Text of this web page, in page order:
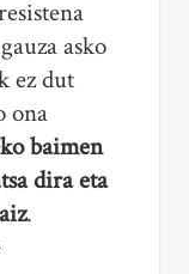
asko
ez dut
ona
baimen
dira eta
.